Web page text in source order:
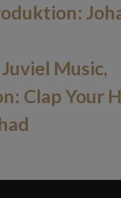
Music,
Clap Your